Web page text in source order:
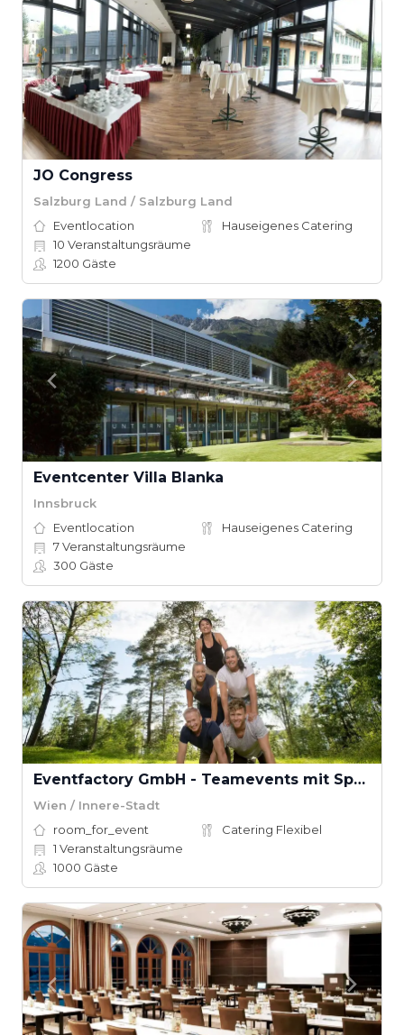
JO Congress
Salzburg Land / Salzburg Land
Eventlocation
Hauseigenes Catering
10 Veranstaltungsräume
1200 Gäste
Eventcenter Villa Blanka
Innsbruck
Eventlocation
Hauseigenes Catering
7Veranstaltungsräume
300 Gäste
Eventfactory GmbH - Teamevents mit Spaß
Wien / Innere-Stadt
room_for_event
Catering Flexibel
1 Veranstaltungsräume
1000 Gäste